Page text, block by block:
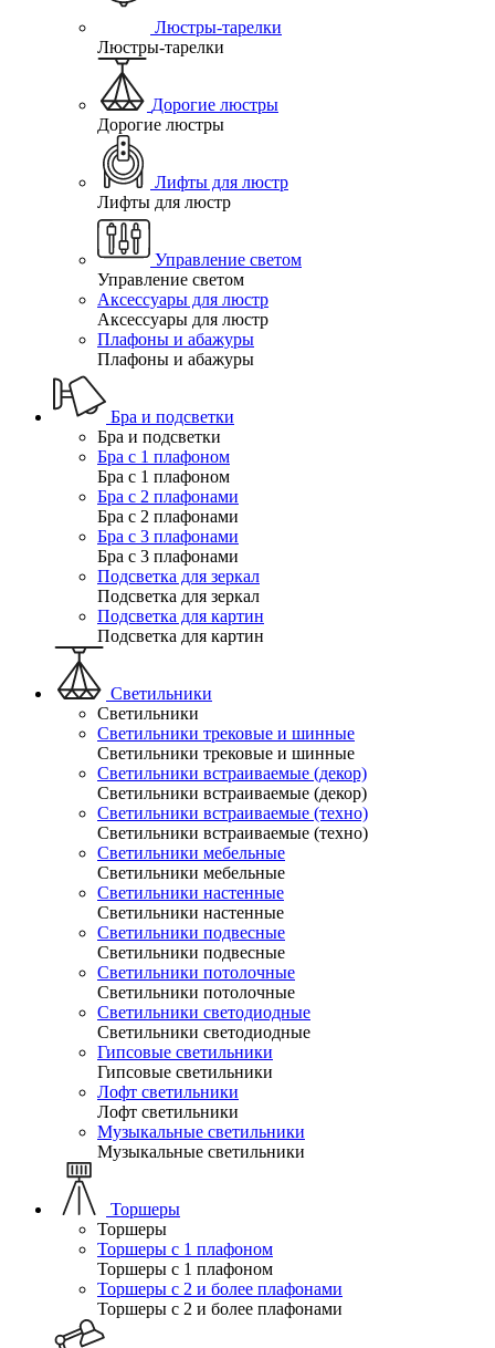
Люстры-тарелки
Люстры-тарелки
Дорогие люстры
Дорогие люстры
Лифты для люстр
Лифты для люстр
Управление светом
Управление светом
Аксессуары для люстр
Аксессуары для люстр
Плафоны и абажуры
Плафоны и абажуры
Бра и подсветки
Бра и подсветки
Бра с 1 плафоном
Бра с 1 плафоном
Бра с 2 плафонами
Бра с 2 плафонами
Бра с 3 плафонами
Бра с 3 плафонами
Подсветка для зеркал
Подсветка для зеркал
Подсветка для картин
Подсветка для картин
Светильники
Светильники
Светильники трековые и шинные
Светильники трековые и шинные
Светильники встраиваемые (декор)
Светильники встраиваемые (декор)
Светильники встраиваемые (техно)
Светильники встраиваемые (техно)
Светильники мебельные
Светильники мебельные
Светильники настенные
Светильники настенные
Светильники подвесные
Светильники подвесные
Светильники потолочные
Светильники потолочные
Светильники светодиодные
Светильники светодиодные
Гипсовые светильники
Гипсовые светильники
Лофт светильники
Лофт светильники
Музыкальные светильники
Музыкальные светильники
Торшеры
Торшеры
Торшеры с 1 плафоном
Торшеры с 1 плафоном
Торшеры с 2 и более плафонами
Торшеры с 2 и более плафонами